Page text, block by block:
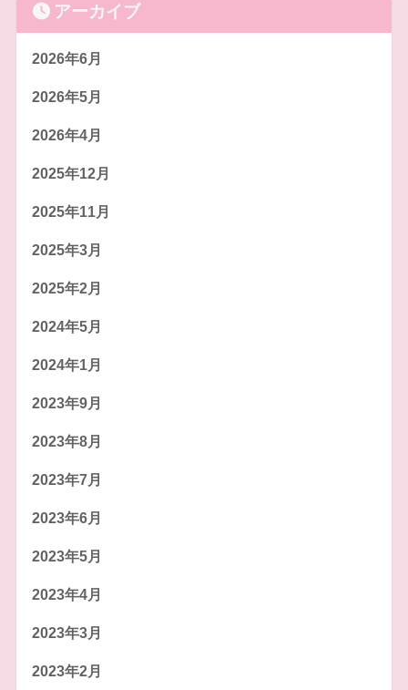
アーカイブ
2026年6月
2026年5月
2026年4月
2025年12月
2025年11月
2025年3月
2025年2月
2024年5月
2024年1月
2023年9月
2023年8月
2023年7月
2023年6月
2023年5月
2023年4月
2023年3月
2023年2月